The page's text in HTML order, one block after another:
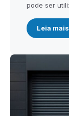
pode ser
Leia mais